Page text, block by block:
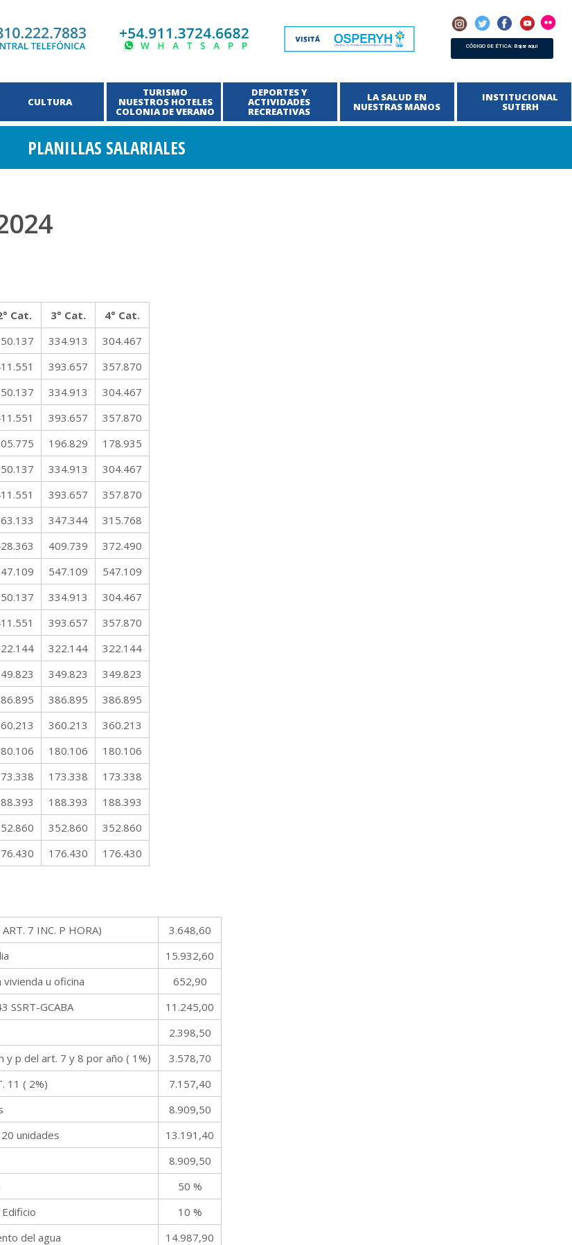
CÓDIGO DE ÉTICA: Bajar aquí
CULTURA
TURISMO
NUESTROS HOTELES
COLONIA DE VERANO
DEPORTES Y
ACTIVIDADES
RECREATIVAS
LA SALUD EN
NUESTRAS MANOS
INSTITUCIONAL
SUTERH
PLANILLAS SALARIALES
Cat. 3° Cat.
4° Cat.
334.913
304.467
393.657
357.870
334.913
304.467
393.657
357.870
196.829
178.935
334.913
304.467
393.657
357.870
347.344
315.768
409.739
372.490
547.109
547.109
334.913
304.467
393.657
357.870
322.144
322.144
349.823
349.823
386.895
386.895
360.213
360.213
180.106
180.106
173.338
173.338
188.393
188.393
352.860
352.860
176.430 176.430
7 INC. P HORA)
3.648,60
15.932,60
u oficina
652,90
SSRT-GCABA
11.245,00
2.398,50
y p del art. 7 y 8 por año ( 1%)
3.578,70
11 ( 2%)
7.157,40
8.909,50
unidades
13.191,40
8.909,50
50 %
10 %
del agua
14.987,90